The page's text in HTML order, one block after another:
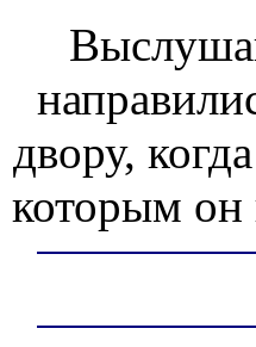
двору,
которым он